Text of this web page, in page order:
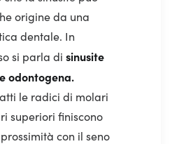
origine da una
dentale. In
si parla di sinusite
odontogena.
le radici di molari
superiori finiscono
con il seno